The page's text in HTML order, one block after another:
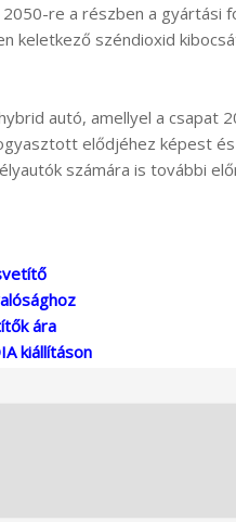
re a részben a gyártási
keletkező széndioxid
autó, amellyel a csapat
elődjéhez képest és
számára is további
ára
kiállításon